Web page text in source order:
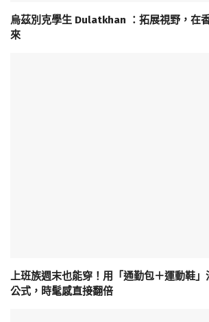
烏茲別克學生 Dulatkhan ：拓展視野，在
來
上班族週末也能穿！用「通勤包＋運動鞋
公式，時髦感直接翻倍